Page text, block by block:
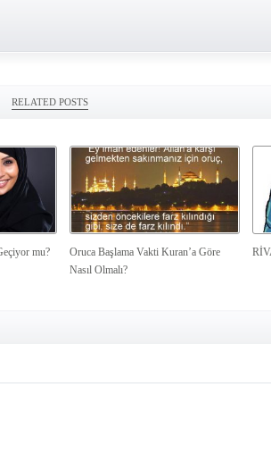
RELATED POSTS
mu?
Oruca Başlama Vakti Kuran’a Göre
Nasıl Olmalı?